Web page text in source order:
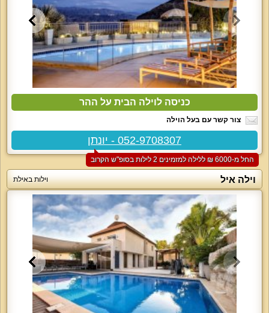
כניסה לוילה הבית על ההר
צור קשר עם בעל הוילה
052-9708307 - יונתן
החל מ-‏6000 ₪ ללילה למזמינים 2 לילות בסופ"ש הקרוב
וילה איל וילות באילת